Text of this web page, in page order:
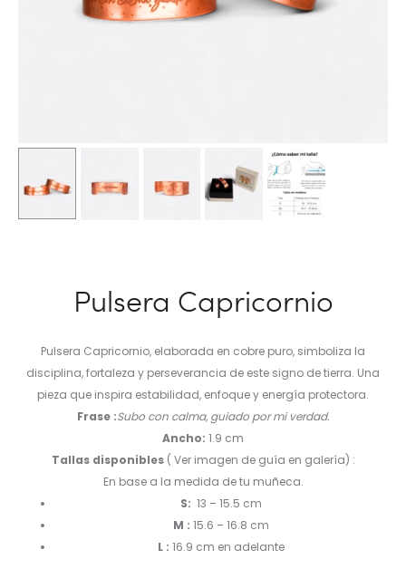
Pulsera Capricornio
Pulsera Capricornio, elaborada en cobre puro, simboliza la
disciplina, fortaleza y perseverancia de este signo de tierra. Una
pieza que inspira estabilidad, enfoque y energía protectora.
Frase :Subo con calma, guiado por mi verdad.
Ancho: 1.9 cm
Tallas disponibles( Ver imagen de guía en galería) :
En base a la medida de tu muñeca.
S: 13 – 15.5 cm
M : 15.6 – 16.8 cm
L : 16.9 cm en adelante